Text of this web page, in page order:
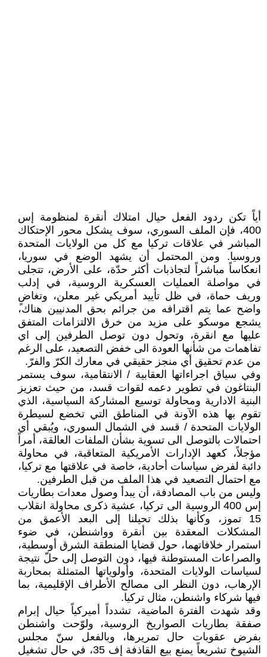
أياً تكن ردود الفعل حيال امتلاك أنقرة لمنظومة إس
400، فإن الملف السوري، سوف يشكل محور الإحتكاك
المباشر في علاقات تركيا مع كل من الولايات المتحدة
وروسيا. ومن المحتمل أن يشهد الوضع في سوريا،
انعكاساً مباشراً لتجاذبات أكثر حدّة، على الأرض، تتجلى
في مواصلة العمليات العسكرية الروسية، في إدلب
وريف حماة، في ظل تأييد أمريكي غير معلن، وتغاضٍ
واضح عما يتم اقترافه من جرائم بحق المدنيين هناك،
يشجع موسكو على مزيد من خرق الالتزامات المتفق
عليها مع انقرة، وتحول دون توصل الطرفين إلى اي
تفاهمات من شأنها العودة الى خفض التصعيد، على الرغم
من عدم تحقيق أي منجز حقيقي في معارك الكرّ والفرّ.
وفي سياق اجراءاتها العقابية / الانتقامية، سوف يستمر
البنتاغون في تطوير دعمه لقوات قسد، من حيث تعزيز
البنية الادارية ومحاولة توسيع المشاركة السياسية، الذي
تقوم بها هذه الآونة في المناطق التي تخضع لسيطرة
الولايات المتحدة / قسد في الشمال السوري، ويُبقي أي
احتمالات بالتوصل الى تسوية بشأن الملفات العالقة، أمراً
مؤجلاً، كعهد الإدارات الأمريكية المتعاقبة، في محاولة
دائبة لفرض سياسات أحادية، خاصة في علاقتها مع تركيا،
مع احتمال التصعيد في هذا الملف من قبل الطرفين.
وليس من باب المصادفة، أن يبدأ وصول معدات بطاريات
إس 400 الروسية الى تركيا، عشية ذكرى محاولة انقلاب
15 تموز، وكأنها بذلك تحيلنا إلى البعد الأعمق من
المشكلات المعقدة بين أنقرة وواشنطن، في ضوء
استمرار خلافاتهما، حول قضايا المنطقة الشرق أوسطية،
والصراعات المستوطنة فيها، دون التوصل إلى حلّ نتيجة
لسياسات الولايات المتحدة، وأولوياتها المتمثلة بمحاربة
الإرهاب، دون النظر الى مصالح الأطراف الإقليمية، بما
فيها شركاء واشنطن، مثال تركيا.
وقد شهدت الفترة الماضية، تشدداً أميركياً حيال إبرام
صفقة بطاريات الصواريخ الروسية، ولوّحت واشنطن
بفرض عقوبات حال تمريرها، وبالفعل سنّ مجلس
الشيوخ تشريعاً يمنع بيع القاذفة إف 35، في حال تشغيل